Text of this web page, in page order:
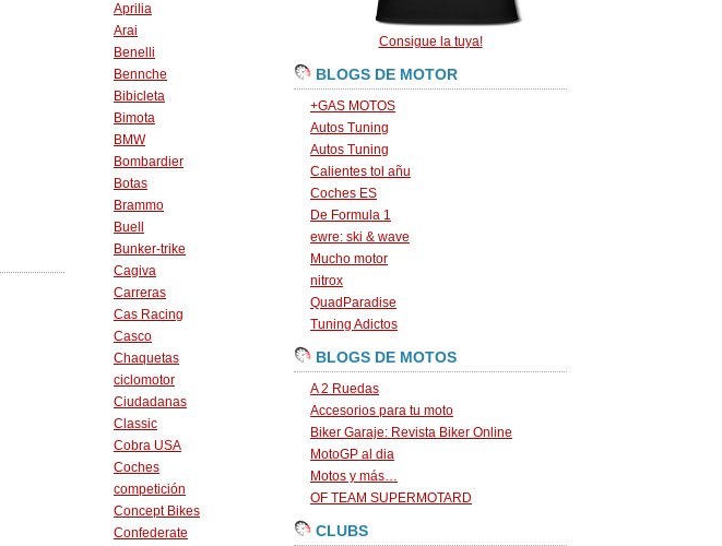
Aprilia
Arai
Benelli
Bennche
Bibicleta
Bimota
BMW
Bombardier
Botas
Brammo
Buell
Bunker-trike
Cagiva
Carreras
Cas Racing
Casco
Chaquetas
ciclomotor
Ciudadanas
Classic
Cobra USA
Coches
competición
Concept Bikes
Confederate
Consigue la tuya!
BLOGS DE MOTOR
+GAS MOTOS
Autos Tuning
Autos Tuning
Calientes tol añu
Coches ES
De Formula 1
ewre: ski & wave
Mucho motor
nitrox
QuadParadise
Tuning Adictos
BLOGS DE MOTOS
A 2 Ruedas
Accesorios para tu moto
Biker Garaje: Revista Biker Online
MotoGP al dia
Motos y más…
OF TEAM SUPERMOTARD
CLUBS